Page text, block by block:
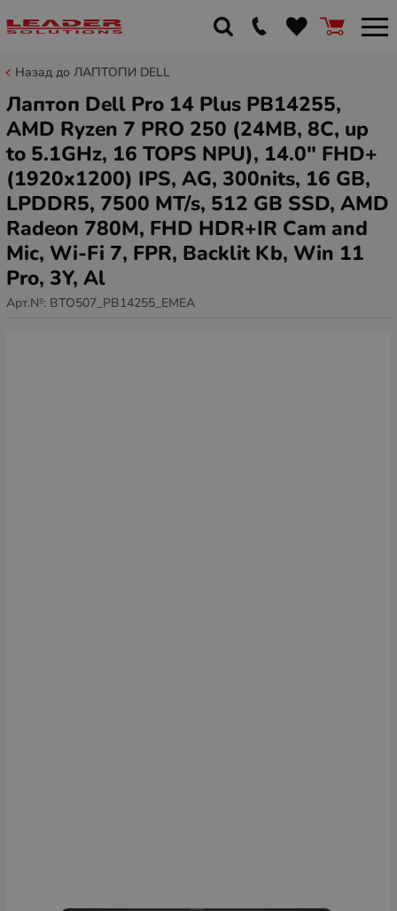
Назад до ЛАПТОПИ DELL
Лаптоп Dell Pro 14 Plus PB14255,
AMD Ryzen 7 PRO 250 (24MB, 8C, up
to 5.1GHz, 16 TOPS NPU), 14.0" FHD+
(1920x1200) IPS, AG, 300nits, 16 GB,
LPDDR5, 7500 MT/s, 512 GB SSD, AMD
Radeon 780M, FHD HDR+IR Cam and
Mic, Wi-Fi 7, FPR, Backlit Kb, Win 11
Pro, 3Y, Al
Арт.№: BTO507_PB14255_EMEA